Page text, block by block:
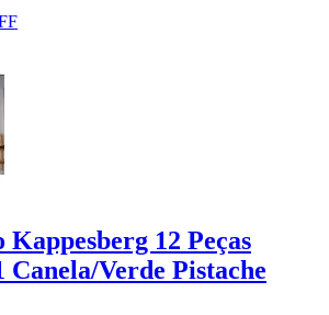
12 Peças
Canela/Verde Pistache